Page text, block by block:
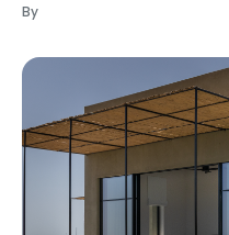
By